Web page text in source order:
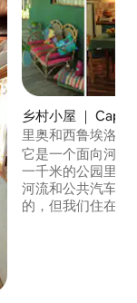
乡村小屋 ｜
里奥和西鲁埃洛，
它是一个面向河流
一千米的公园里。 距离教堂十分钟。前往
河流和公共汽车都
的，但我们住在附